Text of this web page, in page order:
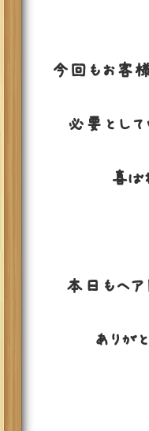
今回もお客
必要とし
喜ば
本日もヘア
ありが